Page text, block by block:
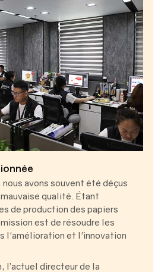
avons souvent été déçus
qualité. Étant
de production des papiers
est de résoudre les
l'amélioration et l'innovation
l’actuel directeur de la